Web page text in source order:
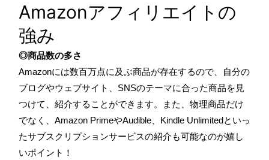
Amazonアフィリエイトの
強み
◎商品数の多さ
Amazonには数百万点に及ぶ商品が存在するので、自分の
ブログやウェブサイト、SNSのテーマに合った商品を見
つけて、紹介することができます。また、物理商品だけ
でなく、Amazon PrimeやAudible、Kindle Unlimitedといっ
たサブスクリプションサービスの紹介も可能なのが嬉し
いポイント！